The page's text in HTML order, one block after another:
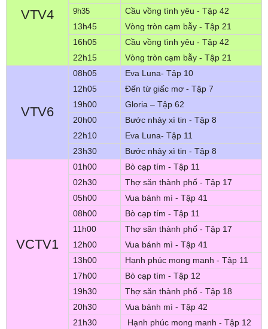
VTV4 9h35
Cầu vồng tình yêu - Tập 42
13h45
Vòng tròn cạm bẫy - Tập 21
16h05
Cầu vồng tình yêu - Tập 42
22h15
Vòng tròn cạm bẫy - Tập 21
VTV6
08h05
Eva Luna- Tập 10
12h05
Đến từ giấc mơ - Tập 7
19h00
Gloria – Tập 62
20h00
Bước nhảy xì tin - Tập 8
22h10
Eva Luna- Tập 11
23h30
Bước nhảy xì tin - Tập 8
VCTV1
01h00
Bò cạp tím - Tập 11
02h30
Thợ săn thành phố - Tập 17
05h00
Vua bánh mì - Tập 41
08h00
Bò cạp tím - Tập 11
11h00
Thợ săn thành phố - Tập 17
12h00
Vua bánh mì - Tập 41
13h00
Hạnh phúc mong manh - Tập 11
17h00
Bò cạp tím - Tập 12
19h30
Thợ săn thành phố - Tập 18
20h30
Vua bánh mì - Tập 42
21h30
Hạnh phúc mong manh - Tập 12